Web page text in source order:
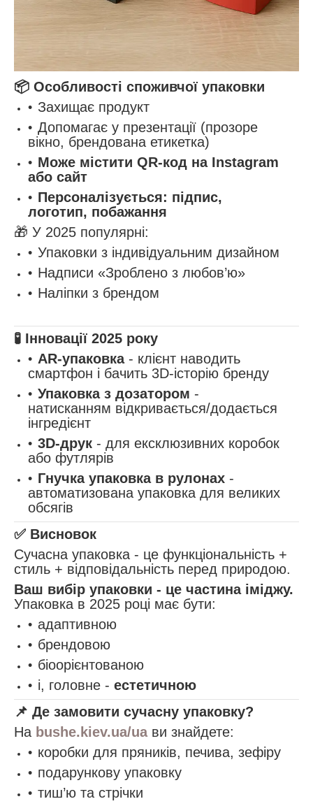
📦 Особливості споживчої упаковки
Захищає продукт
Допомагає у презентації (прозоре
вікно, брендована етикетка)
Може містити QR-код на Instagram
або сайт
Персоналізується: підпис,
логотип, побажання
🎁 У 2025 популярні:
Упаковки з індивідуальним дизайном
Надписи «Зроблено з любов’ю»
Наліпки з брендом
🧪 Інновації 2025 року
AR-упаковка- клієнт наводить
смартфон і бачить 3D-історію бренду
Упаковка з дозатором -
натисканням відкривається/додається
інгредієнт
3D-друк - для ексклюзивних коробок
або футлярів
Гнучка упаковка в рулонах -
автоматизована упаковка для великих
обсягів
✅ Висновок
Сучасна упаковка - це функціональність +
стиль + відповідальність перед природою.
Ваш вибір упаковки - це частина іміджу.
Упаковка в 2025 році має бути:
адаптивною
брендовою
біоорієнтованою
і, головне - естетичною
📌 Де замовити сучасну упаковку?
На bushe.kiev.ua/uaви знайдете:
коробки для пряників, печива, зефіру
подарункову упаковку
тиш’ю та стрічки